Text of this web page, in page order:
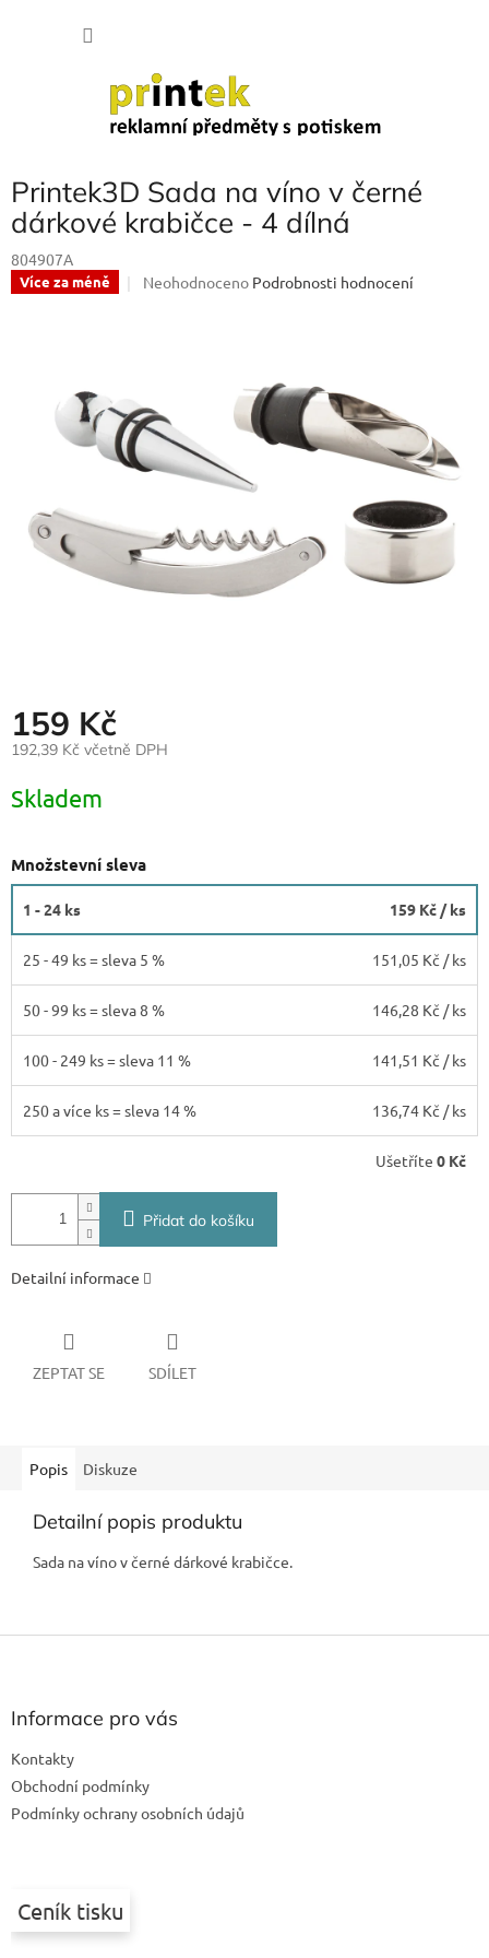
Printek3D Sada na víno v černé
dárkové krabičce - 4 dílná
804907A
Více za méně
Průměrné
5
hvězdiček.
Neohodnoceno Podrobnosti hodnocení
159 Kč
192,39 Kč včetně DPH
cena:
Skladem
Množstevní sleva
1 - 24 ks 159 Kč / ks
25 - 49 ks = sleva 5 % 151,05 Kč / ks
50 - 99 ks = sleva 8 % 146,28 Kč / ks
100 - 249 ks = sleva 11 % 141,51 Kč / ks
250 a více ks = sleva 14 % 136,74 Kč / ks
Ušetříte 0 Kč
Přidat do košíku
Detailní informace
ZEPTAT SE SDÍLET
Popis Diskuze
Detailní popis produktu
Sada na víno v černé dárkové krabičce.
Informace pro vás
Kontakty
Obchodní podmínky
Podmínky ochrany osobních údajů
Ceník tisku